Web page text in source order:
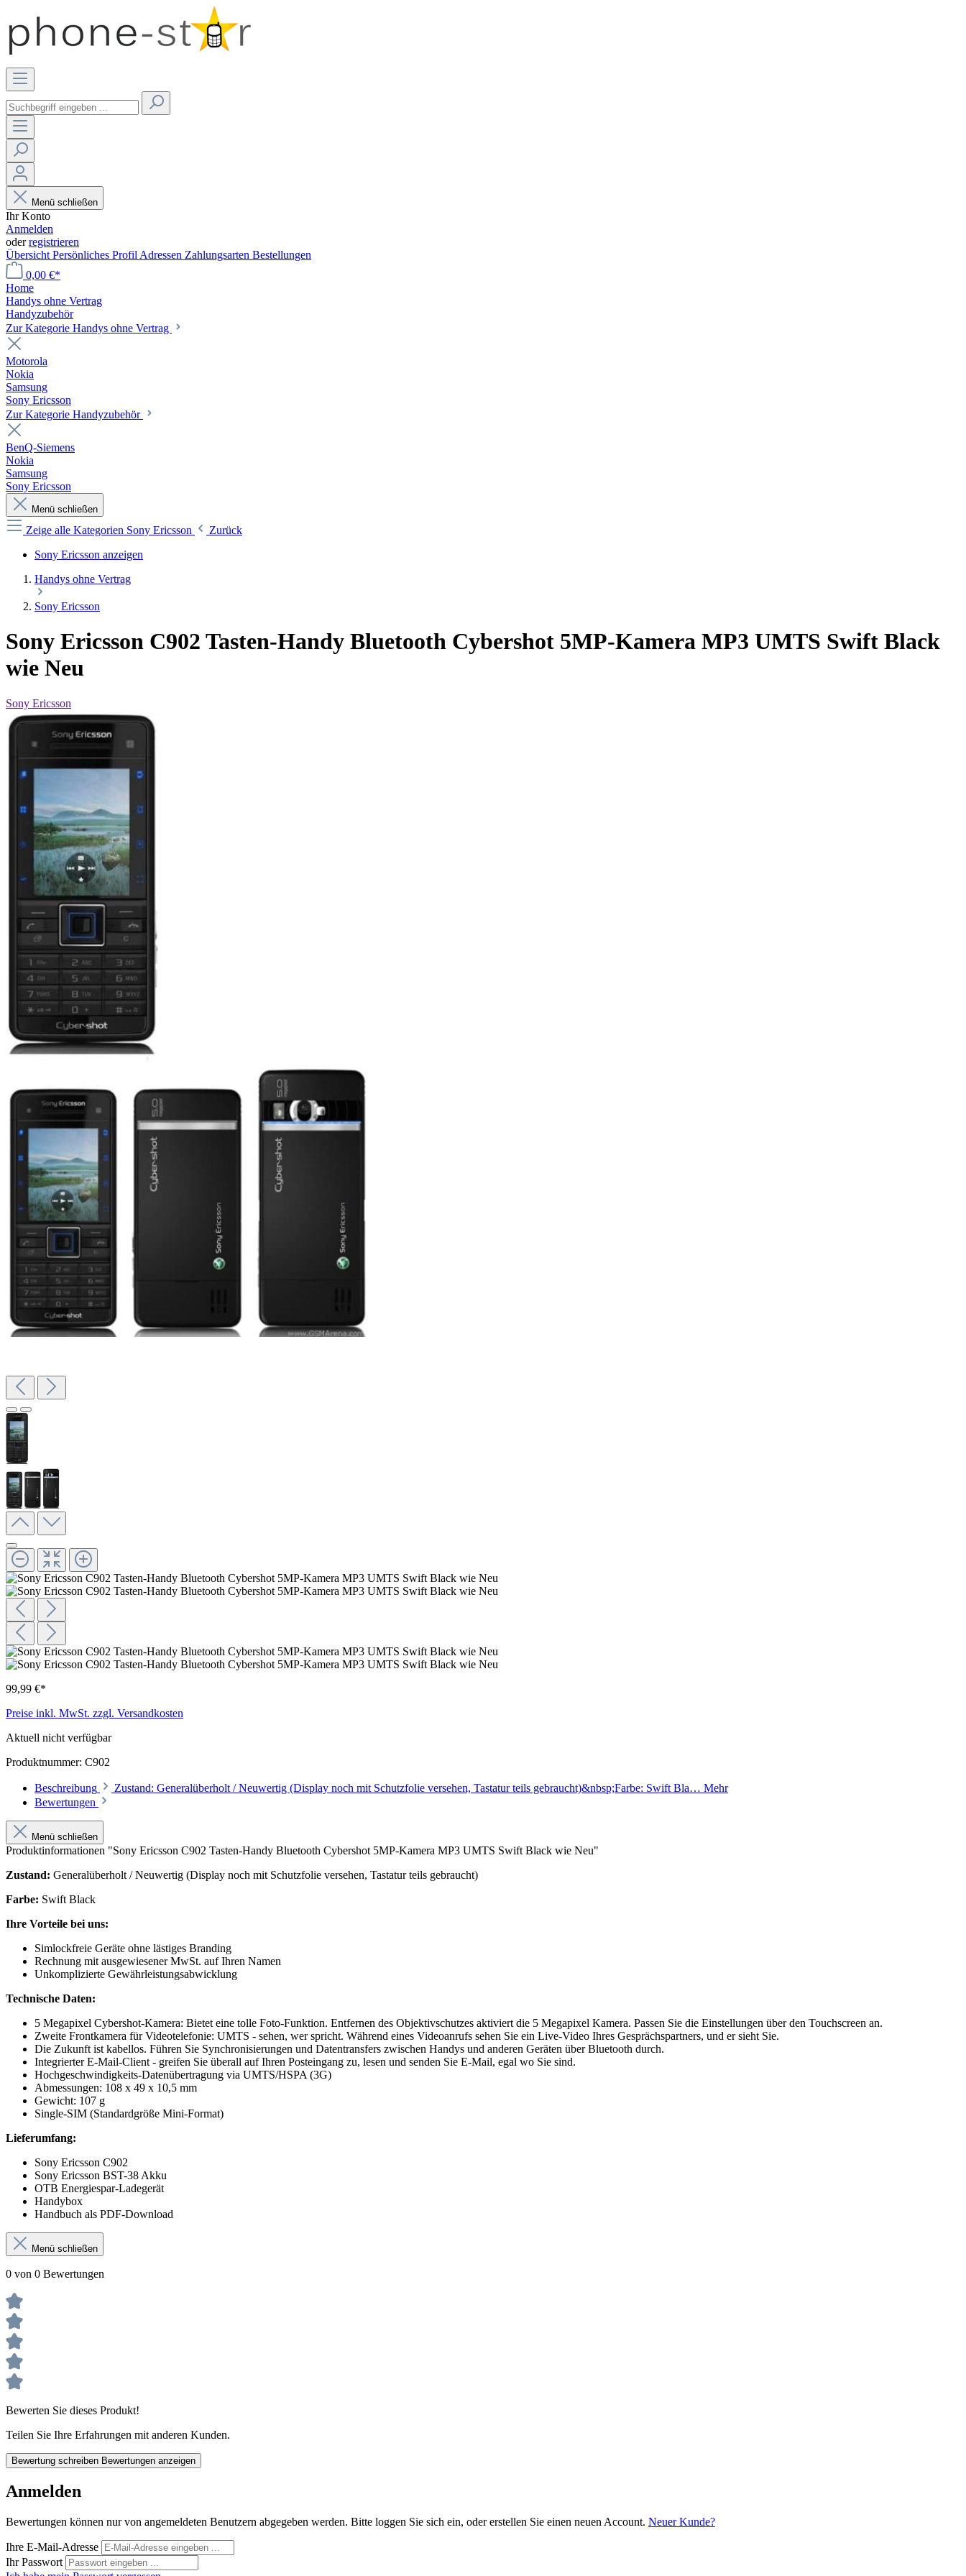
Menü schließen
Ihr Konto
Anmelden
oderregistrieren
Übersicht Persönliches Profil Adressen Zahlungsarten Bestellungen
0,00 €*
Home
Handys ohne Vertrag
Handyzubehör
Zur Kategorie Handys ohne Vertrag
Motorola
Nokia
Samsung
Sony Ericsson
Zur Kategorie Handyzubehör
BenQ-Siemens
Nokia
Samsung
Sony Ericsson
Menü schließen
Zeige alle Kategorien Sony Ericsson
Zurück
Sony Ericsson anzeigen
Handys ohne Vertrag
Sony Ericsson
Sony Ericsson C902 Tasten-Handy Bluetooth Cybershot 5MP-Kamera MP3 UMTS Swift Black
wie Neu
Sony Ericsson
99,99 €*
Preise inkl. MwSt. zzgl. Versandkosten
Aktuell nicht verfügbar
Produktnummer: C902
Beschreibung Zustand: Generalüberholt / Neuwertig (Display noch mit Schutzfolie versehen, Tastatur teils gebraucht)&nbsp;Farbe: Swift Bla… Mehr
Bewertungen
Menü schließen
Produktinformationen "Sony Ericsson C902 Tasten-Handy Bluetooth Cybershot 5MP-Kamera MP3 UMTS Swift Black wie Neu"
Zustand: Generalüberholt / Neuwertig (Display noch mit Schutzfolie versehen, Tastatur teils gebraucht)
Farbe: Swift Black
Ihre Vorteile bei uns:
Simlockfreie Geräte ohne lästiges Branding
Rechnung mit ausgewiesener MwSt. auf Ihren Namen
Unkomplizierte Gewährleistungsabwicklung
Technische Daten:
5 Megapixel Cybershot-Kamera: Bietet eine tolle Foto-Funktion. Entfernen des Objektivschutzes aktiviert die 5 Megapixel Kamera. Passen Sie die Einstellungen über den Touchscreen an.
Zweite Frontkamera für Videotelefonie: UMTS - sehen, wer spricht. Während eines Videoanrufs sehen Sie ein Live-Video Ihres Gesprächspartners, und er sieht Sie.
Die Zukunft ist kabellos. Führen Sie Synchronisierungen und Datentransfers zwischen Handys und anderen Geräten über Bluetooth durch.
Integrierter E-Mail-Client - greifen Sie überall auf Ihren Posteingang zu, lesen und senden Sie E-Mail, egal wo Sie sind.
Hochgeschwindigkeits-Datenübertragung via UMTS/HSPA (3G)
Abmessungen: 108 x 49 x 10,5 mm
Gewicht: 107 g
Single-SIM (Standardgröße Mini-Format)
Lieferumfang:
Sony Ericsson C902
Sony Ericsson BST-38 Akku
OTB Energiespar-Ladegerät
Handybox
Handbuch als PDF-Download
Menü schließen
0 von 0 Bewertungen
Bewerten Sie dieses Produkt!
Teilen Sie Ihre Erfahrungen mit anderen Kunden.
Bewertung schreiben Bewertungen anzeigen
Anmelden
Bewertungen können nur von angemeldeten Benutzern abgegeben werden. Bitte loggen Sie sich ein, oder erstellen Sie einen neuen Account. Neuer Kunde?
Ihre E-Mail-Adresse
Ihr Passwort